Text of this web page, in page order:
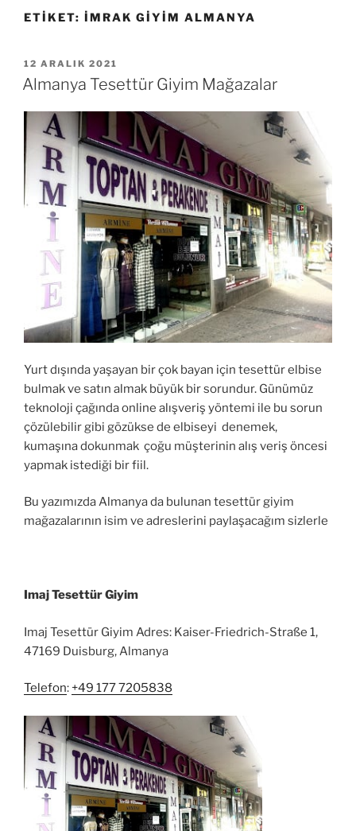
ETIKET: IMRAK GIYIM ALMANYA
YAYIM
TARIHI
12 ARALIK 2021
Almanya Tesettür Giyim Mağazalar
Yurt dışında yaşayan bir çok bayan için tesettür elbise
bulmak ve satın almak büyük bir sorundur. Günümüz
teknoloji çağında online alışveriş yöntemi ile bu sorun
çözülebilir gibi gözükse de elbiseyi denemek,
kumaşına dokunmak çoğu müşterinin alış veriş öncesi
yapmak istediği bir fiil.
Bu yazımızda Almanya da bulunan tesettür giyim
mağazalarının isim ve adreslerini paylaşacağım sizlerle
Imaj Tesettür Giyim
Imaj Tesettür Giyim Adres: Kaiser-Friedrich-Straße 1,
47169 Duisburg, Almanya
Telefon: +49 177 7205838